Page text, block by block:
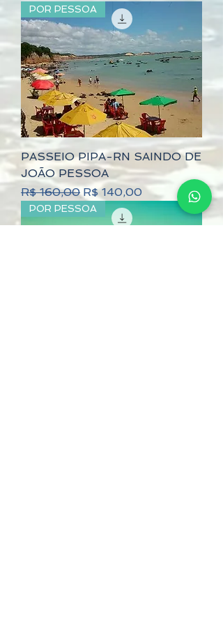
POR PESSOA
PASSEIO PIPA-RN SAINDO DE
JOÃO PESSOA
Preço normal
R$ 160,00 Preço promocional
R$ 140,00
POR PESSOA